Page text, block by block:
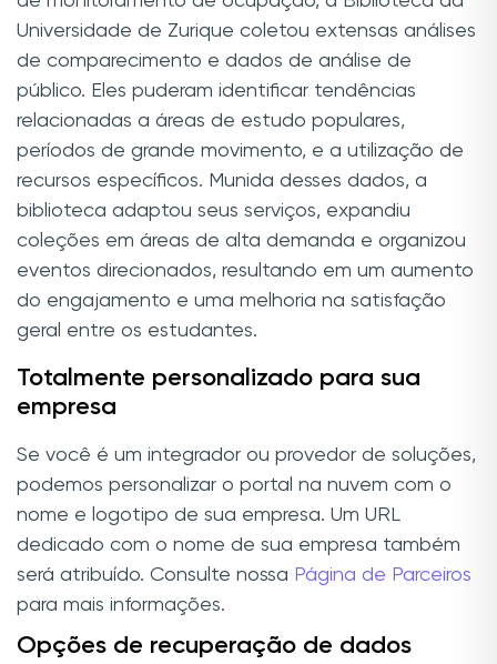
Universidade de Zurique coletou extensas análises
de comparecimento e dados de análise de
público. Eles puderam identificar tendências
relacionadas a áreas de estudo populares,
períodos de grande movimento, e a utilização de
recursos específicos. Munida desses dados, a
biblioteca adaptou seus serviços, expandiu
coleções em áreas de alta demanda e organizou
eventos direcionados, resultando em um aumento
do engajamento e uma melhoria na satisfação
geral entre os estudantes.
Totalmente personalizado para sua
empresa
Se você é um integrador ou provedor de soluções,
podemos personalizar o portal na nuvem com o
nome e logotipo de sua empresa. Um URL
dedicado com o nome de sua empresa também
será atribuído. Consulte nossa Página de Parceiros
para mais informações.
Opções de recuperação de dados